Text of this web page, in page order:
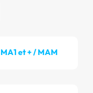
et + / MAM